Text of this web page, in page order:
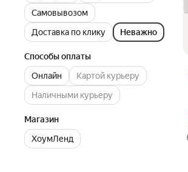
Самовывозом
Доставка по клику
Неважно
Способы оплаты
Онлайн
Картой курьеру
Наличными курьеру
Магазин
ХоумЛенд